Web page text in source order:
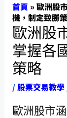
首頁 » 歐洲股
機，制定致勝
歐洲股
掌握各
策略
/股票交易教學
歐洲股市